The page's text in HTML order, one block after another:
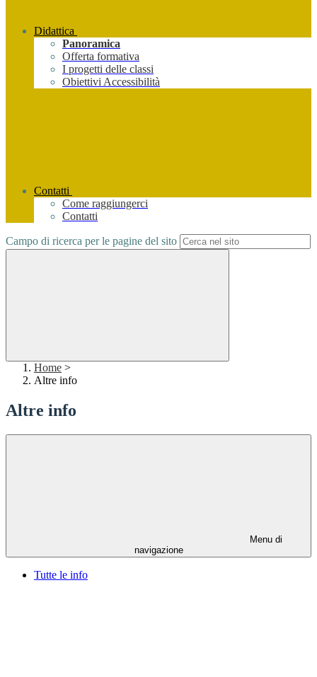
Didattica
Panoramica
Offerta formativa
I progetti delle classi
Obiettivi Accessibilità
Contatti
Come raggiungerci
Contatti
Campo di ricerca per le pagine del sito
Home >
Altre info
Altre info
Menu di
navigazione
Tutte le info